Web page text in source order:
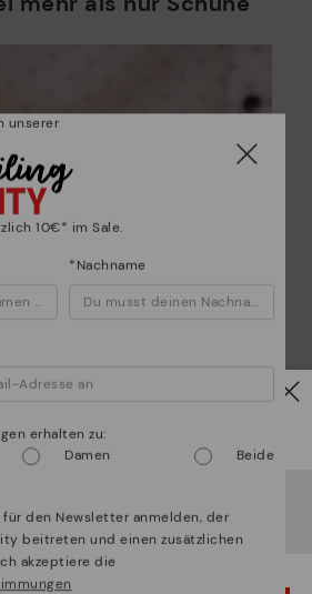
vonUsagehen?
unserer
10€* im Sale.
*Nachname
erhalten zu:
Damen Beide
den Newsletter anmelden, der
beitreten und einen zusätzlichen
akzeptiere die